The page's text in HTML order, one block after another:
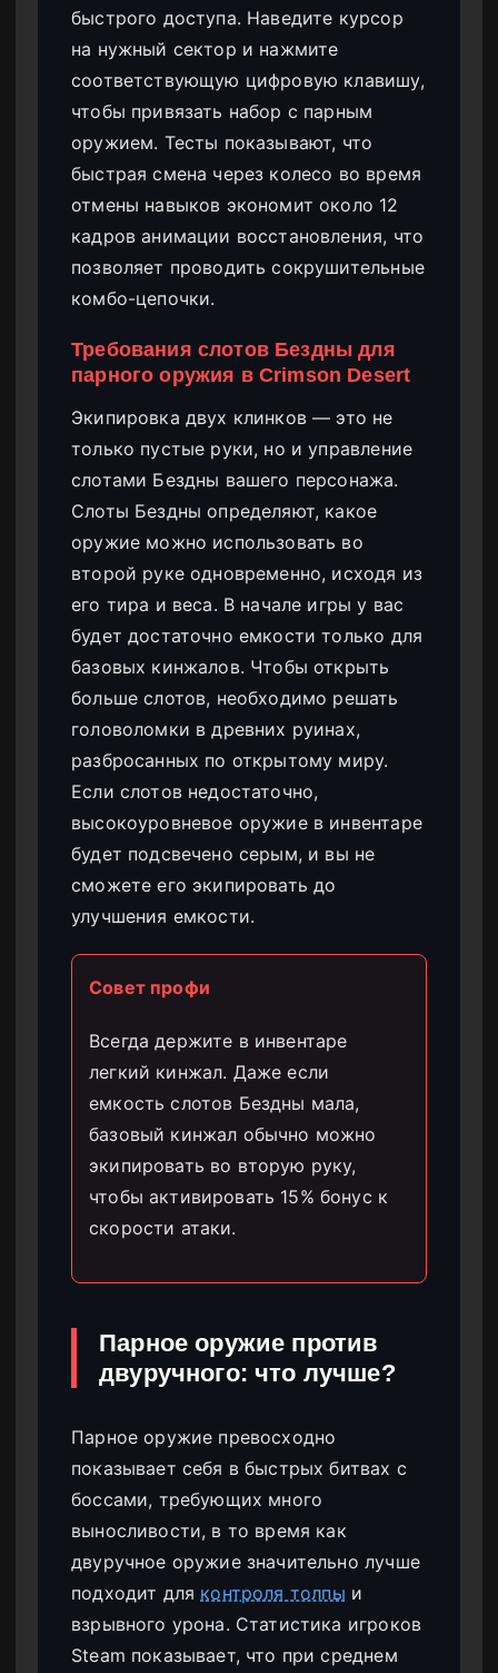
быстрого доступа. Наведите курсор
на нужный сектор и нажмите
соответствующую цифровую клавишу,
чтобы привязать набор с парным
оружием. Тесты показывают, что
быстрая смена через колесо во время
отмены навыков экономит около 12
кадров анимации восстановления, что
позволяет проводить сокрушительные
комбо-цепочки.
Требования слотов Бездны для
парного оружия в Crimson Desert
Экипировка двух клинков — это не
только пустые руки, но и управление
слотами Бездны вашего персонажа.
Слоты Бездны определяют, какое
оружие можно использовать во
второй руке одновременно, исходя из
его тира и веса. В начале игры у вас
будет достаточно емкости только для
базовых кинжалов. Чтобы открыть
больше слотов, необходимо решать
головоломки в древних руинах,
разбросанных по открытому миру.
Если слотов недостаточно,
высокоуровневое оружие в инвентаре
будет подсвечено серым, и вы не
сможете его экипировать до
улучшения емкости.
Совет профи
Всегда держите в инвентаре
легкий кинжал. Даже если
емкость слотов Бездны мала,
базовый кинжал обычно можно
экипировать во вторую руку,
чтобы активировать 15% бонус к
скорости атаки.
Парное оружие против
двуручного: что лучше?
Парное оружие превосходно
показывает себя в быстрых битвах с
боссами, требующих много
выносливости, в то время как
двуручное оружие значительно лучше
подходит для контроля толпы и
взрывного урона. Статистика игроков
Steam показывает, что при среднем